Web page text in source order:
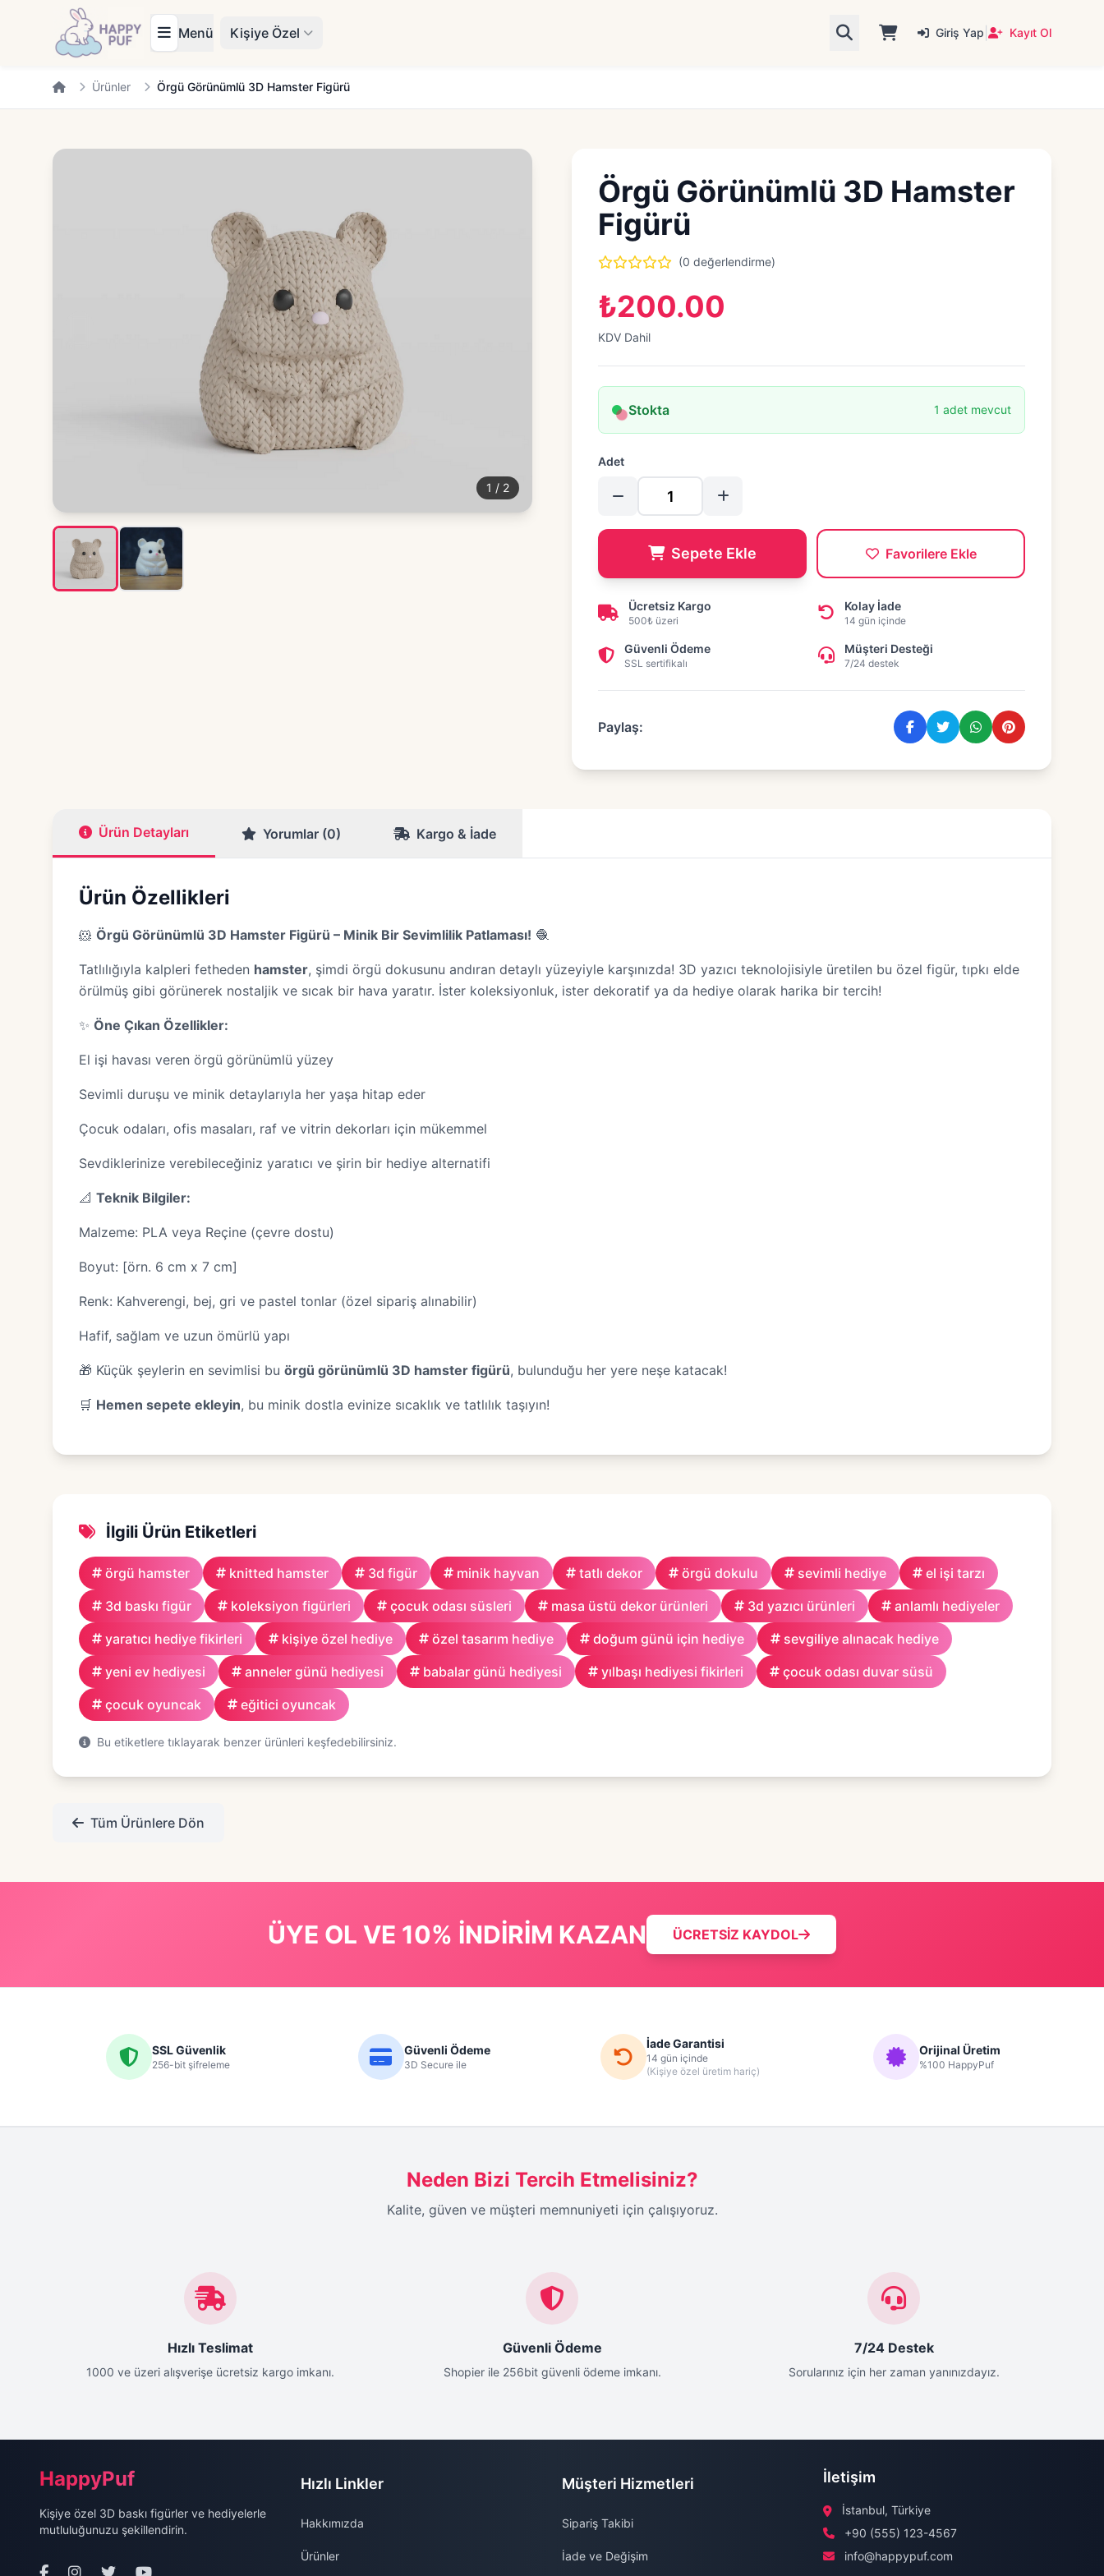
Menü Kişiye Özel Giriş Yap Kayıt Ol
Ürünler Örgü Görünümlü 3D Hamster Figürü
1 / 2
Örgü Görünümlü 3D Hamster
Figürü
(0 değerlendirme)
₺200.00
KDV Dahil
Stokta 1 adet mevcut
Adet
Sepete Ekle Favorilere Ekle
Ücretsiz Kargo
500₺ üzeri
Kolay İade
14 gün içinde
Güvenli Ödeme
SSL sertifikalı
Müşteri Desteği
7/24 destek
Paylaş:
Ürün Detayları Yorumlar (0) Kargo & İade
Ürün Özellikleri
🐹 Örgü Görünümlü 3D Hamster Figürü – Minik Bir Sevimlilik Patlaması! 🧶
Tatlılığıyla kalpleri fetheden hamster, şimdi örgü dokusunu andıran detaylı yüzeyiyle karşınızda! 3D yazıcı teknolojisiyle üretilen bu özel figür, tıpkı elde
örülmüş gibi görünerek nostaljik ve sıcak bir hava yaratır. İster koleksiyonluk, ister dekoratif ya da hediye olarak harika bir tercih!
✨ Öne Çıkan Özellikler:
El işi havası veren örgü görünümlü yüzey
Sevimli duruşu ve minik detaylarıyla her yaşa hitap eder
Çocuk odaları, ofis masaları, raf ve vitrin dekorları için mükemmel
Sevdiklerinize verebileceğiniz yaratıcı ve şirin bir hediye alternatifi
📐 Teknik Bilgiler:
Malzeme: PLA veya Reçine (çevre dostu)
Boyut: [örn. 6 cm x 7 cm]
Renk: Kahverengi, bej, gri ve pastel tonlar (özel sipariş alınabilir)
Hafif, sağlam ve uzun ömürlü yapı
🎁 Küçük şeylerin en sevimlisi bu örgü görünümlü 3D hamster figürü, bulunduğu her yere neşe katacak!
🛒 Hemen sepete ekleyin, bu minik dostla evinize sıcaklık ve tatlılık taşıyın!
İlgili Ürün Etiketleri
örgü hamster knitted hamster 3d figür minik hayvan tatlı dekor örgü dokulu sevimli hediye
el işi tarzı
3d baskı figür
koleksiyon figürleri çocuk odası süsleri masa üstü dekor ürünleri 3d yazıcı ürünleri
anlamlı hediyeler
yaratıcı hediye fikirleri
kişiye özel hediye özel tasarım hediye doğum günü için hediye
sevgiliye alınacak hediye
yeni ev hediyesi
anneler günü hediyesi babalar günü hediyesi yılbaşı hediyesi fikirleri
çocuk odası duvar süsü
çocuk oyuncak
eğitici oyuncak
Bu etiketlere tıklayarak benzer ürünleri keşfedebilirsiniz.
Tüm Ürünlere Dön
ÜYE OL VE 10% İNDİRİM KAZAN ÜCRETSİZ KAYDOL
SSL Güvenlik
256-bit şifreleme
Güvenli Ödeme
3D Secure ile
İade Garantisi
14 gün içinde
(Kişiye özel üretim hariç)
Orijinal Üretim
%100 HappyPuf
Neden Bizi Tercih Etmelisiniz?
Kalite, güven ve müşteri memnuniyeti için çalışıyoruz.
Hızlı Teslimat
1000 ve üzeri alışverişe ücretsiz kargo imkanı.
Güvenli Ödeme
Shopier ile 256bit güvenli ödeme imkanı.
7/24 Destek
Sorularınız için her zaman yanınızdayız.
HappyPuf
Kişiye özel 3D baskı figürler ve hediyelerle
mutluluğunuzu şekillendirin.
Hızlı Linkler
Hakkımızda
Ürünler
Müşteri Hizmetleri
Sipariş Takibi
İade ve Değişim
İletişim
İstanbul, Türkiye
+90 (555) 123-4567
info@happypuf.com